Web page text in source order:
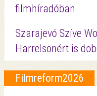
filmhíradóban
Szarajevó Szíve
Harrelsonért is
Filmreform2026